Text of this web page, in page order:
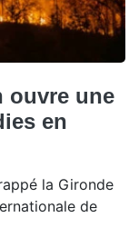
ouvre une
en
la Gironde
de